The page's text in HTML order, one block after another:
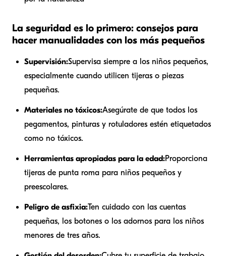
La seguridad es lo primero: consejos para
hacer manualidades con los más pequeños
Supervisión:Supervisa siempre a los niños pequeños,
especialmente cuando utilicen tijeras o piezas
pequeñas.
Materiales no tóxicos:Asegúrate de que todos los
pegamentos, pinturas y rotuladores estén etiquetados
como no tóxicos.
Herramientas apropiadas para la edad:Proporciona
tijeras de punta roma para niños pequeños y
preescolares.
Peligro de asfixia:Ten cuidado con las cuentas
pequeñas, los botones o los adornos para los niños
menores de tres años.